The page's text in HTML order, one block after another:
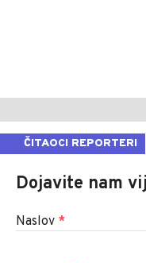
ČITAOCI REPORTERI
Dojavite nam
Naslov *